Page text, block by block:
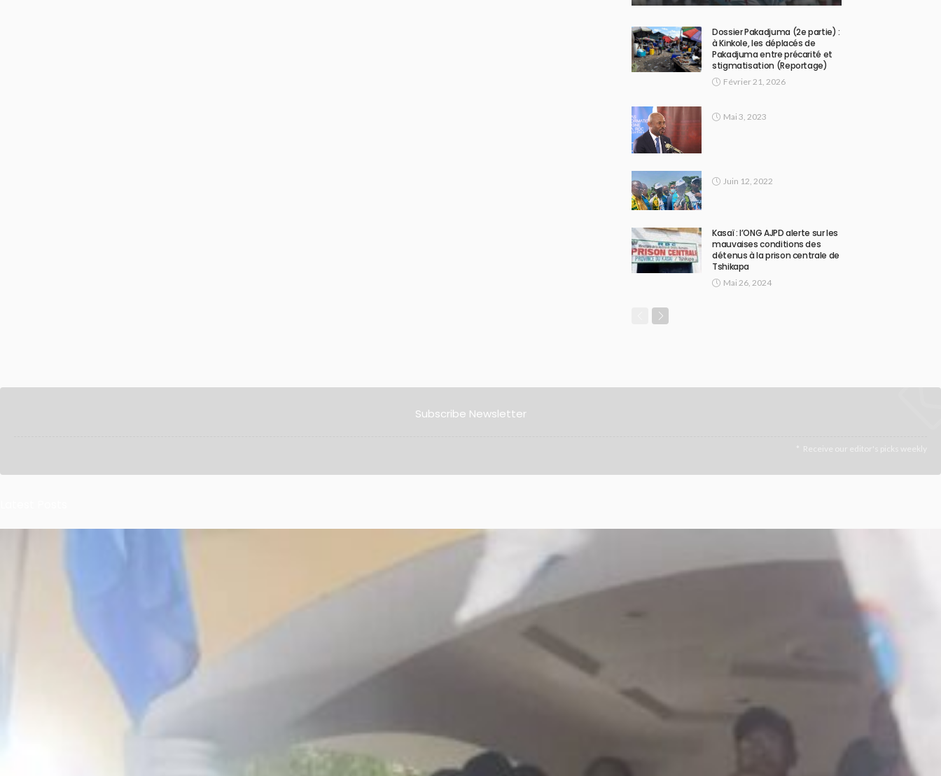
Dossier Pakadjuma (2e partie) :
à Kinkole, les déplacés de
Pakadjuma entre précarité et
stigmatisation (Reportage)
Février 21, 2026
Mai 3, 2023
Juin 12, 2022
Kasaï : l’ONG AJPD alerte sur les
mauvaises conditions des
détenus à la prison centrale de
Tshikapa
Mai 26, 2024
Subscribe Newsletter
Receive our editor's picks weekly